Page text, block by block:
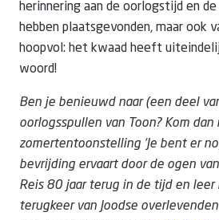
herinnering aan de oorlogstijd en
hebben plaatsgevonden, maar ook
hoopvol: het kwaad heeft
woord!
Ben je benieuwd naar (een deel
oorlogsspullen van Toon? Kom dan
zomertentoonstelling ‘Je bent er
bevrijding ervaart door de ogen
Reis 80 jaar terug in de tijd en leer
terugkeer van Joodse